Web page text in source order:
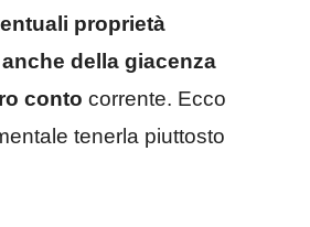
proprietà
della giacenza
conto corrente. Ecco
tenerla piuttosto